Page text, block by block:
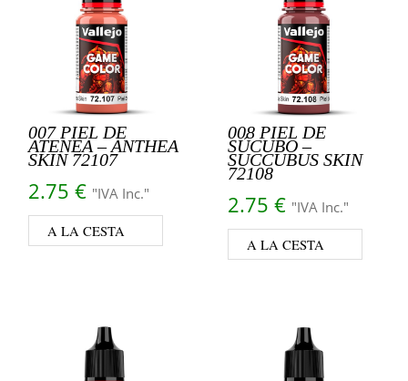
007 PIEL DE
ATENEA – ANTHEA
SKIN 72107
2.75 € "IVA Inc."
A LA CESTA
008 PIEL DE
SÚCUBO –
SUCCUBUS SKIN
72108
2.75 € "IVA Inc."
A LA CESTA